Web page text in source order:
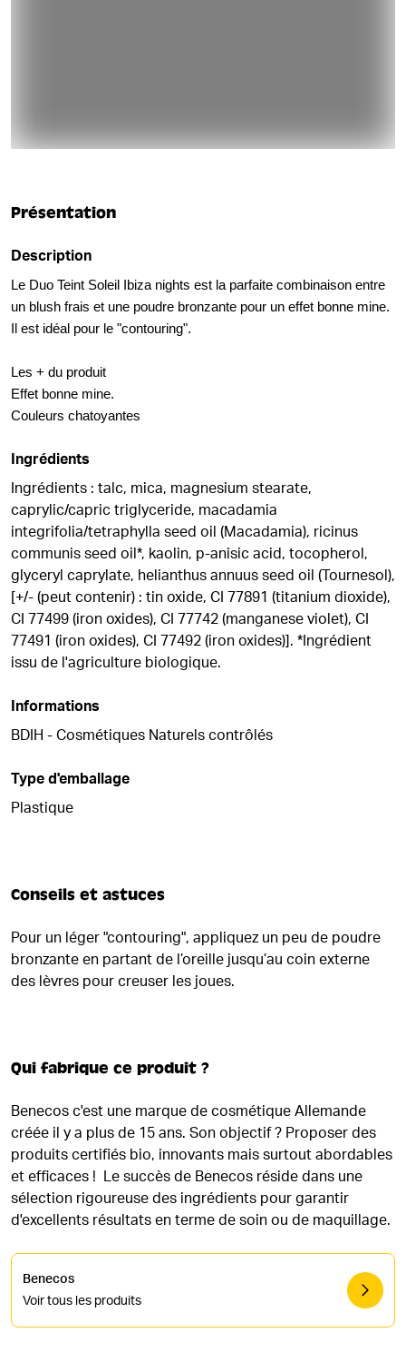
Présentation
Description
Le Duo Teint Soleil Ibiza nights est la parfaite combinaison entre
un blush frais et une poudre bronzante pour un effet bonne mine.
Il est idéal pour le "contouring".
Les + du produit
Effet bonne mine.
Couleurs chatoyantes
Ingrédients
Ingrédients : talc, mica, magnesium stearate,
caprylic/capric triglyceride, macadamia
integrifolia/tetraphylla seed oil (Macadamia), ricinus
communis seed oil*, kaolin, p-anisic acid, tocopherol,
glyceryl caprylate, helianthus annuus seed oil (Tournesol),
[+/- (peut contenir) : tin oxide, CI 77891 (titanium dioxide),
CI 77499 (iron oxides), CI 77742 (manganese violet), CI
77491 (iron oxides), CI 77492 (iron oxides)]. *Ingrédient
issu de l'agriculture biologique.
Informations
BDIH - Cosmétiques Naturels contrôlés
Type d'emballage
Plastique
Conseils et astuces
Pour un léger "contouring", appliquez un peu de poudre
bronzante en partant de l’oreille jusqu’au coin externe
des lèvres pour creuser les joues.
Qui fabrique ce produit ?
Benecos c'est une marque de cosmétique Allemande
créée il y a plus de 15 ans. Son objectif ? Proposer des
produits certifiés bio, innovants mais surtout abordables
et efficaces ! Le succès de Benecos réside dans une
sélection rigoureuse des ingrédients pour garantir
d'excellents résultats en terme de soin ou de maquillage.
Benecos
Voir tous les produits